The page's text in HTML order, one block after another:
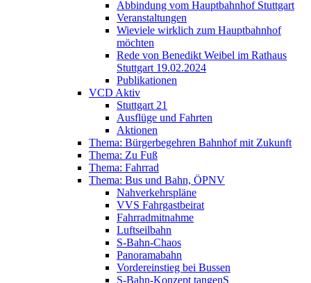
Abbindung vom Hauptbahnhof Stuttgart
Veranstaltungen
Wieviele wirklich zum Hauptbahnhof
möchten
Rede von Benedikt Weibel im Rathaus
Stuttgart 19.02.2024
Publikationen
VCD Aktiv
Stuttgart 21
Ausflüge und Fahrten
Aktionen
Thema: Bürgerbegehren Bahnhof mit Zukunft
Thema: Zu Fuß
Thema: Fahrrad
Thema: Bus und Bahn, ÖPNV
Nahverkehrspläne
VVS Fahrgastbeirat
Fahrradmitnahme
Luftseilbahn
S-Bahn-Chaos
Panoramabahn
Vordereinstieg bei Bussen
S-Bahn-Konzept tangenS